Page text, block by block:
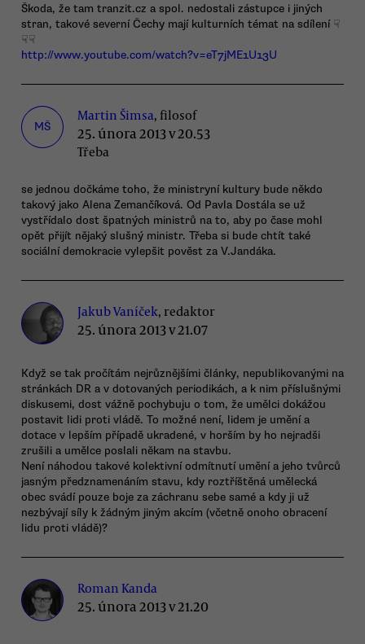
Škoda, že tam tranzit.cz a spol. nedostali zástupce i jiných
stran, takové severní Čechy mají kulturních témat na sdílení ☟
☟☟
http://www.youtube.com/watch?v=eT7jME1U13U
MŠ
Martin Šimsa, filosof
25. února 2013 v 20.53
Třeba
se jednou dočkáme toho, že ministryní kultury bude někdo
takový jako Alena Zemančíková. Od Pavla Dostála se už
vystřídalo dost špatných ministrů na to, aby po čase mohl
opět přijít nějaký slušný ministr. Třeba si bude chtít také
sociální demokracie vylepšit pověst za V.Jandáka.
Jakub Vaníček, redaktor
25. února 2013 v 21.07
Když se tak pročítám nejrůznějšími články, nepublikovanými na
stránkách DR a v dotovaných periodikách, a k nim příslušnými
diskusemi, dost vážně pochybuju o tom, že umělci dokážou
postavit lidi proti vládě. To možné není, lidem je umění a
dotace v lepším případě ukradené, v horším by ho nejradši
zrušili a umělce poslali někam na stavbu.
Není náhodou takové kolektivní odmítnutí umění a jeho tvůrců
jasným předznamenáním stavu, kdy roztříštěná umělecká
obec svádí pouze boje za záchranu sebe samé a kdy ji už
nezbývají síly k žádným jiným akcím (včetně onoho obracení
lidu proti vládě)?
Roman Kanda
25. února 2013 v 21.20